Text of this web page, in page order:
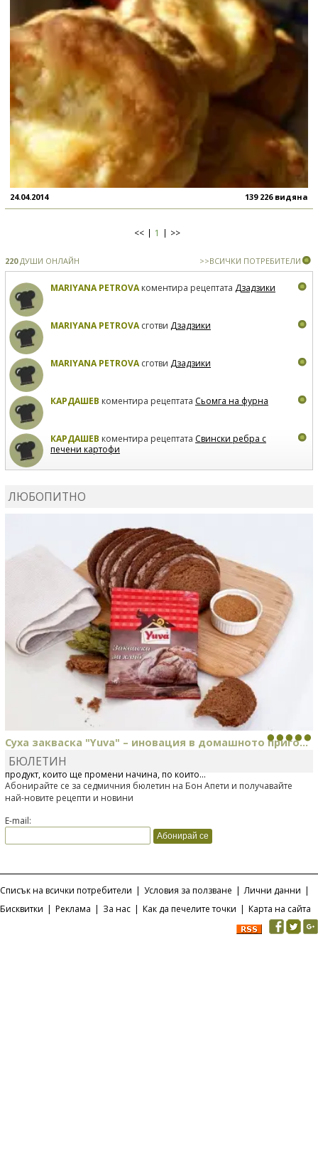
24.04.2014 139 226 видяна
<< 1 >>
220ДУШИ ОНЛАЙН >>ВСИЧКИ ПОТРЕБИТЕЛИ
MARIYANA PETROVAкоментира рецептата Дзадзики
MARIYANA PETROVAсготви Дзадзики
MARIYANA PETROVAсготви Дзадзики
КАРДАШЕВ коментира рецептата Сьомга на фурна
КАРДАШЕВ коментира рецептата Свински ребра с
печени картофи
ЛЮБОПИТНО
Суха закваска "Yuva" – иновация в домашното приго...
Отскоро Лесафр България стартира предлагането на изцяло нов
продукт, който ще промени начина, по който...
БЮЛЕТИН
Абонирайте се за седмичния бюлетин на Бон Апети и получавайте
най-новите рецепти и новини
E-mail:
Списък на всички потребители | Условия за ползване | Лични данни |
Бисквитки | Реклама | За нас | Как да печелите точки | Карта на сайта